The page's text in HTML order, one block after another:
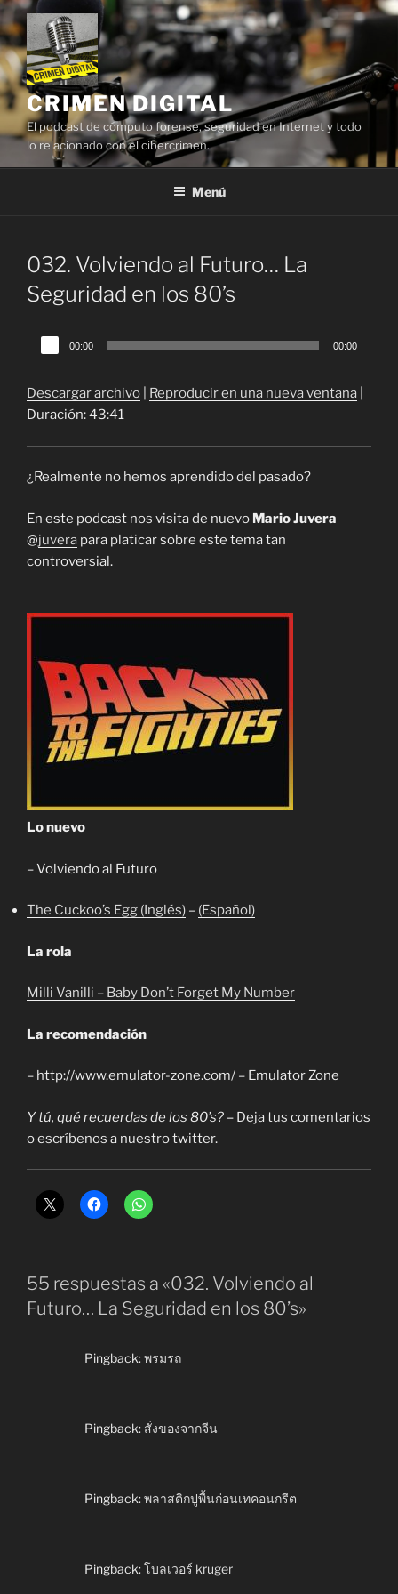
Saltar
al
contenido
CRIMEN DIGITAL
El podcast de cómputo forense, seguridad en Internet y todo
lo relacionado con el cibercrimen.
Menú
032. Volviendo al Futuro… La
Seguridad en los 80’s
Reproductor
de
00:00 00:00
Descargar archivo Reproducir en una nueva ventana
Duración: 43:41
¿Realmente no hemos aprendido del pasado?
En este podcast nos visita de nuevo Mario Juvera
@juvera para platicar sobre este tema tan
controversial.
Lo nuevo
– Volviendo al Futuro
The Cuckoo’s Egg (Inglés) – (Español)
La rola
Milli Vanilli – Baby Don’t Forget My Number
La recomendación
– http://www.emulator-zone.com/ – Emulator Zone
Y tú, qué recuerdas de los 80’s? – Deja tus comentarios
o escríbenos a nuestro twitter.
55 respuestas a «032. Volviendo al
Futuro… La Seguridad en los 80’s»
Pingback:พรมรถ
Pingback: สั่งของจากจีน
Pingback:พลาสติกปูพื้นก่อนเทคอนกรีต
Pingback:โบลเวอร์ kruger